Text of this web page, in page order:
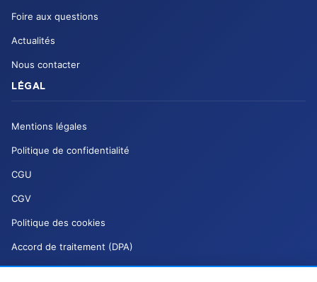
Foire aux questions
Actualités
Nous contacter
LÉGAL
Mentions légales
Politique de confidentialité
CGU
CGV
Politique des cookies
Accord de traitement (DPA)
Charte de modération (DSA)